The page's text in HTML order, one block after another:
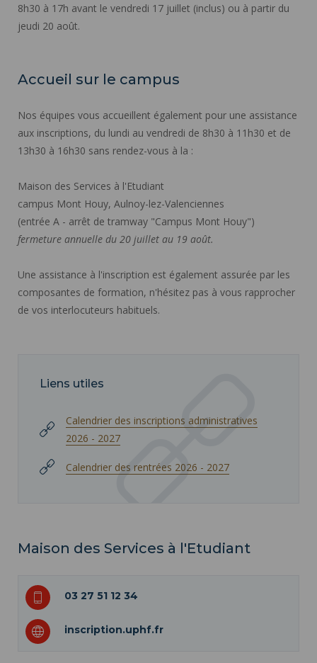
8h30 à 17h avant le vendredi 17 juillet (inclus) ou à partir du
jeudi 20 août.
Accueil sur le campus
Nos équipes vous accueillent également pour une assistance
aux inscriptions, du lundi au vendredi de 8h30 à 11h30 et de
13h30 à 16h30 sans rendez-vous à la :
Maison des Services à l'Etudiant
campus Mont Houy, Aulnoy-lez-Valenciennes
(entrée A - arrêt de tramway "Campus Mont Houy")
fermeture annuelle du 20 juillet au 19 août.
Une assistance à l'inscription est également assurée par les
composantes de formation, n'hésitez pas à vous rapprocher
de vos interlocuteurs habituels.
Liens utiles
Calendrier des inscriptions administratives
2026 - 2027
Calendrier des rentrées 2026 - 2027
Maison des Services à l'Etudiant
03 27 51 12 34
inscription.uphf.fr